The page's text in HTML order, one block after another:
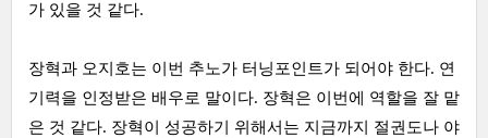
가 있을 것 같다.
장혁과 오지호는 이번 추노가 터닝포인트가 되어야 한다. 연
기력을 인정받은 배우로 말이다. 장혁은 이번에 역할을 잘 맡
은 것 같다. 장혁이 성공하기 위해서는 지금까지 절권도나 야